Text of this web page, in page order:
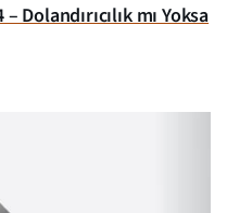
mı Yoksa